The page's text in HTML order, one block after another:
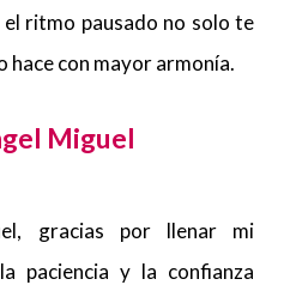
ritmo pausado no solo te
hace con mayor armonía.
Miguel
gracias por llenar mi
paciencia y la confianza